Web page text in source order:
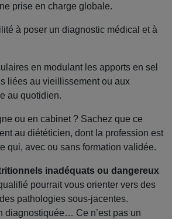
prise en charge globale.
à poser un diagnostic médical et à
en modulant les apports en sel
liées au vieillissement ou aux
au quotidien.
ou en cabinet ? Sachez que ce
au diététicien, dont la profession est
qui, avec ou sans formation validée.
inadéquats ou dangereux
pourrait vous orienter vers des
pathologies sous-jacentes.
diagnostiquée… Ce n’est pas un